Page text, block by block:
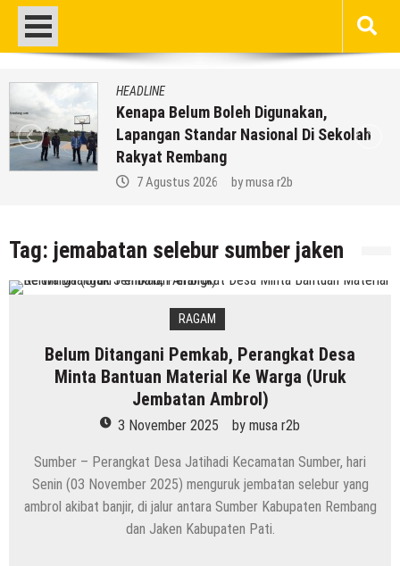
HEADLINE
Kenapa Belum Boleh Digunakan,
Lapangan Standar Nasional Di Sekolah
Rakyat Rembang
7 Agustus 2026 bymusa r2b
Tag: jemabatan selebur sumber jaken
RAGAM
Belum Ditangani Pemkab, Perangkat Desa
Minta Bantuan Material Ke Warga (Uruk
Jembatan Ambrol)
3 November 2025 by musa r2b
Sumber – Perangkat Desa Jatihadi Kecamatan Sumber, hari
Senin (03 November 2025) menguruk jembatan selebur yang
ambrol akibat banjir, di jalur antara Sumber Kabupaten Rembang
dan Jaken Kabupaten Pati.